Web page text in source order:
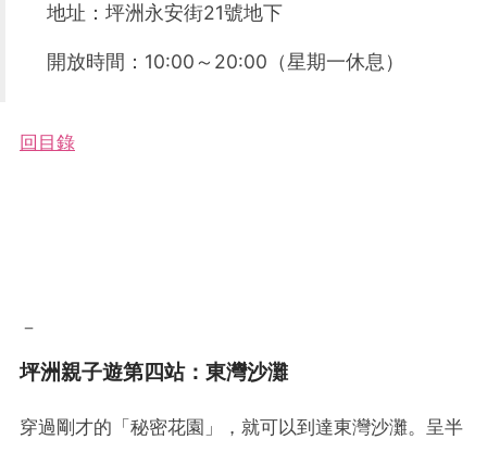
地址：坪洲永安街21號地下
開放時間：10:00～20:00（星期一休息）
回目錄
－
坪洲親子遊第四站：東灣沙灘
穿過剛才的「秘密花園」，就可以到達東灣沙灘。呈半